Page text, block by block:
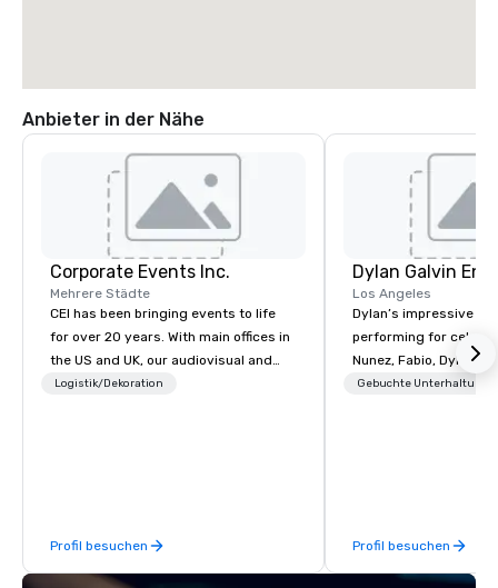
Anbieter in der Nähe
Corporate Events Inc.
Mehrere Städte
CEI has been bringing events to life
for over 20 years. With main offices in
the US and UK, our audiovisual and
production company is equipped to
are perfectly planned and executed.
Our team collaborates with
Logistik/Dekoration
Profil besuchen
Dylan Galvin
Los Angeles
Dylan’s impressive
performing for
Nunez, Fabio, Dylan
National Brands (Coca
experience, including
line sound system
Gebuchte Unterhaltung
Profil besuchen